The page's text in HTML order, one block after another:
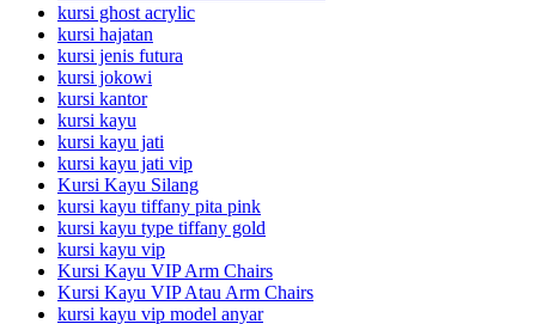
kursi ghost acrylic
kursi hajatan
kursi jenis futura
kursi jokowi
kursi kantor
kursi kayu
kursi kayu jati
kursi kayu jati vip
Kursi Kayu Silang
kursi kayu tiffany pita pink
kursi kayu type tiffany gold
kursi kayu vip
Kursi Kayu VIP Arm Chairs
Kursi Kayu VIP Atau Arm Chairs
kursi kayu vip model anyar